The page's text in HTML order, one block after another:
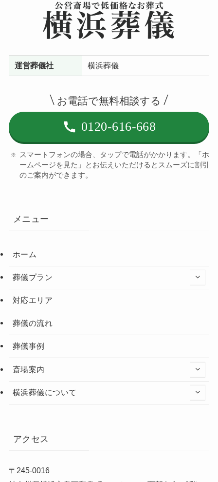
運営葬儀社 横浜葬儀
お電話で無料相談する
0120-616-668
スマートフォンの場合、タップで電話がかかります。「ホ
ームページを見た」とお伝えいただけるとスムーズに割引
のご案内ができます。
メニュー
ホーム
葬儀プラン
対応エリア
葬儀の流れ
葬儀事例
斎場案内
横浜葬儀について
アクセス
〒245-0016